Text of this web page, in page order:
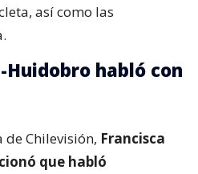
así como las
Huidobro habló con
Chilevisión, Francisca
que habló